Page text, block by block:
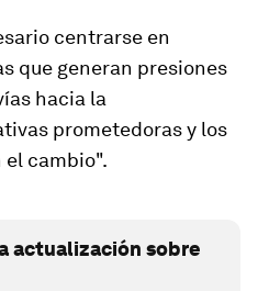
centrarse en
que generan presiones
hacia la
prometedoras y los
cambio".
actualización sobre